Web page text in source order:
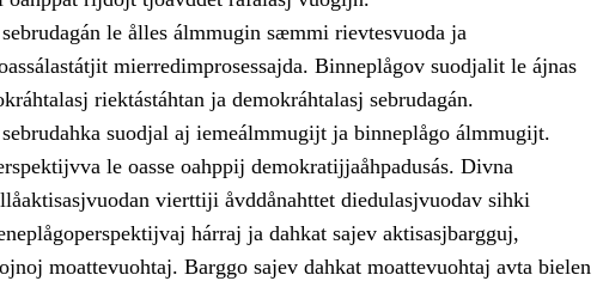
le ålles álmmugin sæmmi rievtesvuoda ja
mierredimprosessajda. Binneplågov suodjalit le ájnas
riektástáhtan ja demokráhtalasj sebrudagán.
suodjal aj iemeálmmugijt ja binneplågo álmmugijt.
le oasse oahppij demokratijjaåhpadusás. Divna
vierttiji åvddånahttet diedulasjvuodav sihki
hárraj ja dahkat sajev aktisasjbargguj,
moattevuohtaj. Barggo sajev dahkat moattevuohtaj avta bielen